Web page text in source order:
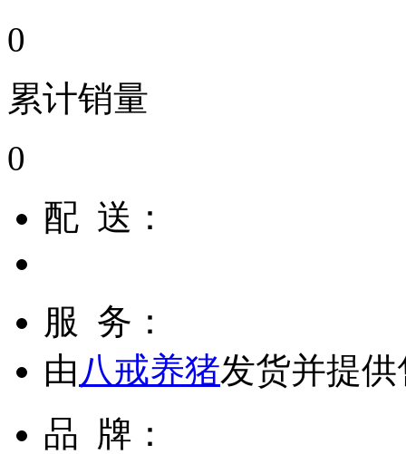
0
累计销量
0
配 送：
服 务：
由 八戒养猪发货并提
品 牌：